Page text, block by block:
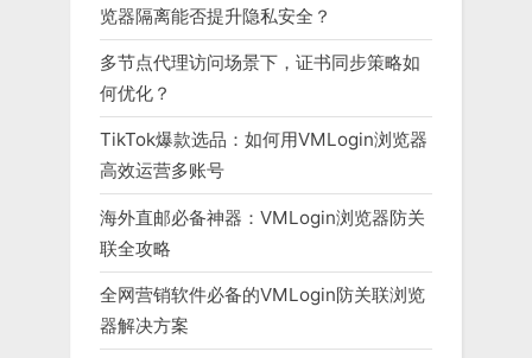
览器隔离能否提升隐私安全？
多节点代理访问场景下，证书同步策略如
何优化？
TikTok爆款选品：如何用VMLogin浏览器
高效运营多账号
海外直邮必备神器：VMLogin浏览器防关
联全攻略
全网营销软件必备的VMLogin防关联浏览
器解决方案